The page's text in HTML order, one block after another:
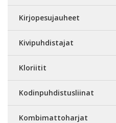
Kirjopesujauheet
Kivipuhdistajat
Kloriitit
Kodinpuhdistusliinat
Kombimattoharjat